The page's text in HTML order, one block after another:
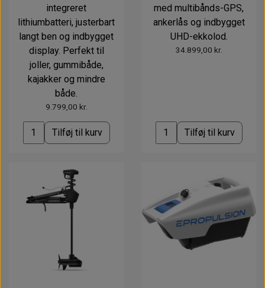
integreret
lithiumbatteri, justerbart
langt ben og indbygget
display. Perfekt til
joller, gummibåde,
kajakker og mindre
både.
9.799,00 kr.
Tilføj til kurv
med multibånds-GPS,
ankerlås og indbygget
UHD-ekkolod.
34.899,00 kr.
Tilføj til kurv